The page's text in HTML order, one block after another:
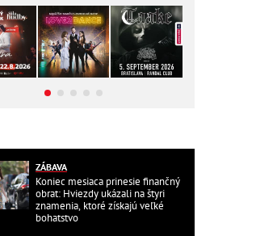
ZÁBAVA
Koniec mesiaca prinesie finančný
obrat: Hviezdy ukázali na štyri
znamenia, ktoré získajú veľké
bohatstvo